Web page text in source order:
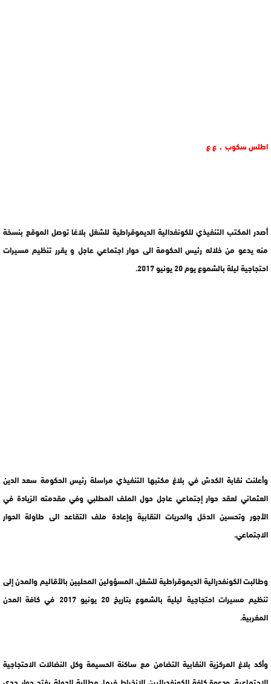
اطلس سكوب ـ ع ع
أصدر المكتب التنفيذي للكونفدالية الديموقراطية للشغل بلاغا توصل الموقع بنسخة
منه يدعو من خلاله رئيس الحكومة الى حوار اجتماعي عاجل و يقرر تنظيم مسيرات
احتجاجية ليلة بالشموع يوم 20 يونيو 2017.
وأعلنت نقابة الكدش في بلاغ مكتبها التنفيذي مراسلة رئيس الحكومة سعد الدين
العثماني لعقد حوار إجتماعي عاجل حول الملف المطلبي وفي مقدمته الزيادة في
الأجور وتحسين الدخل والحريات النقابية وإعادة ملف التقاعد الى طاولة الحوار
الاجتماعي.
وطالبت الكونفدرالية الديموقراطية للشغل، المسؤولين المحليين بالأقاليم والمدن إلى
تنظيم مسيرات احتجاجية ليلية بالشموع بتاريخ 20 يونيو 2017 في كافة المدن
المغربية.
وأكد بلاغ المركزية النقابية التضامن مع ساكنة الحسيمة وكل النضالات الاحتجاجية